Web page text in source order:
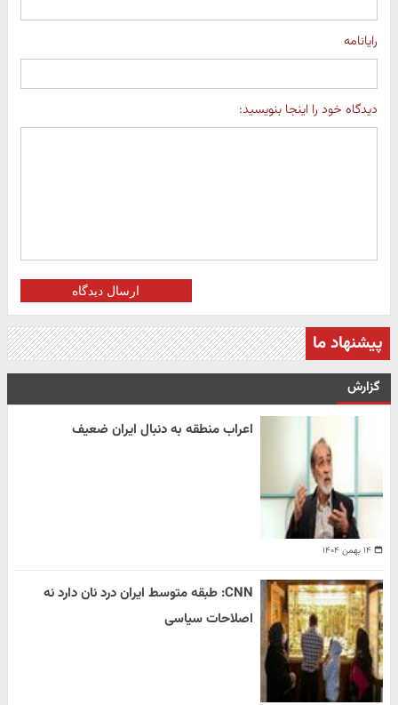
رایانامه
دیدگاه خود را اینجا بنویسید:
ارسال دیدگاه
پیشنهاد ما
گزارش
۱۴ بهمن ۱۴۰۴
اعراب منطقه به دنبال ایران ضعیف
CNN: طبقه متوسط ایران درد نان دارد نه
اصلاحات سیاسی